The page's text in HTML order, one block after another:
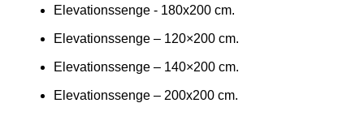
Elevationssenge - 180x200 cm.
Elevationssenge – 120×200 cm.
Elevationssenge – 140×200 cm.
Elevationssenge – 200x200 cm.